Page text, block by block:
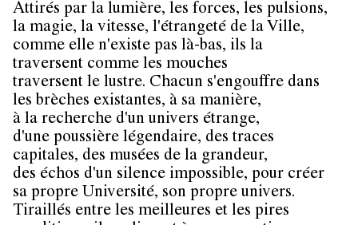
Attirés par la lumière, les forces, les pulsions,
la magie, la vitesse, l'étrangeté de la Ville,
comme elle n'existe pas là-bas, ils la
traversent comme les mouches
traversent le lustre. Chacun s'engouffre dans
les brèches existantes, à sa manière,
à la recherche d'un univers étrange,
d'une poussière légendaire, des traces
capitales, des musées de la grandeur,
des échos d'un silence impossible, pour créer
sa propre Université, son propre univers.
Tiraillés entre les meilleures et les pires